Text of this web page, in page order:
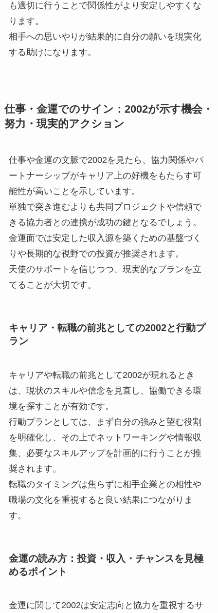
も適切に行うことで関係性がより安定しやすくな
ります。
相手への思いやりが結果的に自分の願いを現実化
する助けになります。
仕事・金運でのサイン：2002が示す機会・
努力・現実的アクション
仕事や金運の文脈で2002を見たら、協力関係やパ
ートナーシップがキャリア上の好機をもたらす可
能性が高いことを示しています。
単独で突き進むよりも共同プロジェクトや信頼で
きる協力者との連携が成功の鍵となるでしょう。
金運面では安定した収入源を築くための基盤づく
りや長期的な視野での投資が推奨されます。
天使のサポートを信じつつ、現実的なプランを立
てることが大切です。
キャリア・転職の前兆としての2002と行動プ
ラン
キャリアや転職の前兆として2002が現れるとき
は、現状のスキルや信念を見直し、協働できる環
境を探すことが有効です。
行動プランとしては、まず自分の強みと望む役割
を明確化し、その上でネットワーキングや情報収
集、必要なスキルアップを計画的に行うことが推
奨されます。
転職のタイミングは焦らずに相手企業との相性や
職場の文化を重視すると良い結果につながりま
す。
金運の読み方：投資・収入・チャンスを見極
めるポイント
金運に関して2002は安定志向と協力を重視するサ